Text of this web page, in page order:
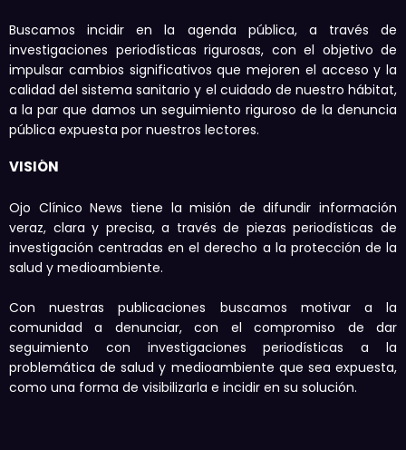
Buscamos incidir en la agenda pública, a través de
investigaciones periodísticas rigurosas, con el objetivo de
impulsar cambios significativos que mejoren el acceso y la
calidad del sistema sanitario y el cuidado de nuestro hábitat,
a la par que damos un seguimiento riguroso de la denuncia
pública expuesta por nuestros lectores.
VISIÓN
Ojo Clínico News tiene la misión de difundir información
veraz, clara y precisa, a través de piezas periodísticas de
investigación centradas en el derecho a la protección de la
salud y medioambiente.
Con nuestras publicaciones buscamos motivar a la
comunidad a denunciar, con el compromiso de dar
seguimiento con investigaciones periodísticas a la
problemática de salud y medioambiente que sea expuesta,
como una forma de visibilizarla e incidir en su solución.